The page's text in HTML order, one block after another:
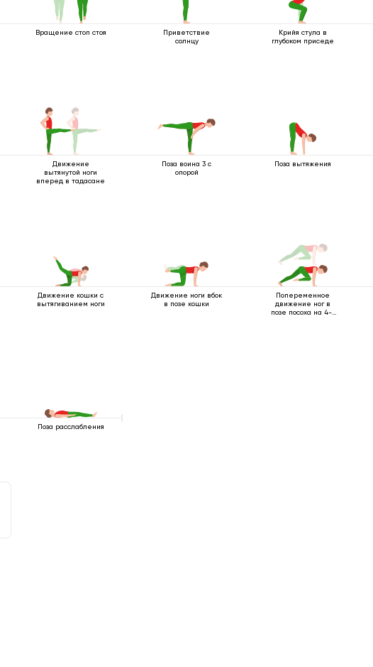
Вращение стоп стоя
Приветствие
солнцу
Крийя стула в
глубоком приседе
Движение
вытянутой ноги
вперед в тадасане
Поза воина 3 с
опорой
Поза вытяжения
Движение кошки с
вытягиванием ноги
Движение ноги вбок
в позе кошки
Попеременное
движение ног в
позе посоха на 4-х
Поза расслабления